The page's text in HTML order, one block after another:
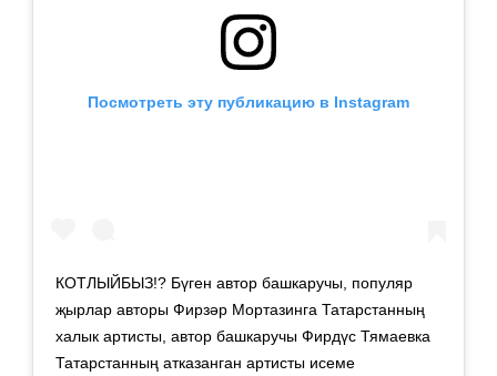
Посмотреть эту публикацию в Instagram
КОТЛЫЙБЫЗ!? Бүген автор башкаручы, популяр
җырлар авторы Фирзәр Мортазинга Татарстанның
халык артисты, автор башкаручы Фирдүс Тямаевка
Татарстанның атказанган артисты исеме